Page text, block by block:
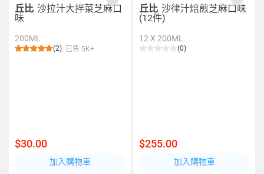
丘比 沙拉汁大拌菜芝麻口
味
200ML
(2) 已售 5K+
$30.00
加入購物車
丘比 沙律汁焙煎芝麻口味
(12件)
12 X 200ML
(0)
$255.00
加入購物車